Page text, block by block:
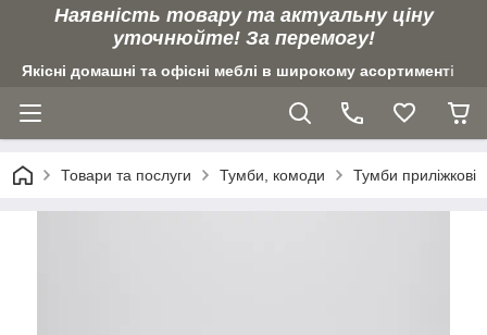
Наявність товару та актуальну ціну
уточнюйте! За перемогу!
Якісні домашні та офісні меблі в широкому асортименті
Товари та послуги Тумби, комоди Тумби приліжкові